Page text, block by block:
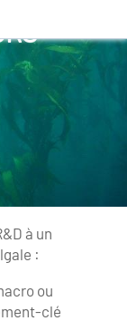
à un
:
ou
clé